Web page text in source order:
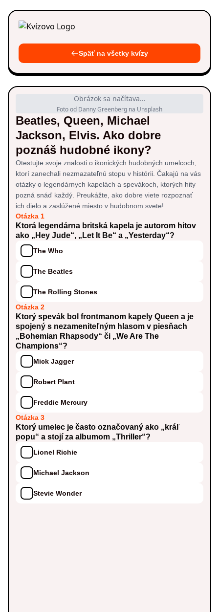
Späť na všetky kvízy
Obrázok sa načítava...
Foto od Danny Greenberg na Unsplash
Beatles, Queen, Michael
Jackson, Elvis. Ako dobre
poznáš hudobné ikony?
Otestujte svoje znalosti o ikonických hudobných umelcoch,
ktorí zanechali nezmazateľnú stopu v histórii. Čakajú na vás
otázky o legendárnych kapelách a spevákoch, ktorých hity
pozná snáď každý. Preukážte, ako dobre viete rozpoznať
ich dielo a zaslúžené miesto v hudobnom svete!
Otázka 1
Ktorá legendárna britská kapela je autorom hitov
ako „Hey Jude“, „Let It Be“ a „Yesterday“?
The Who
The Beatles
The Rolling Stones
Otázka 2
Ktorý spevák bol frontmanom kapely Queen a je
spojený s nezameniteľným hlasom v piesňach
„Bohemian Rhapsody“ či „We Are The
Champions“?
Mick Jagger
Robert Plant
Freddie Mercury
Otázka 3
Ktorý umelec je často označovaný ako „kráľ
popu“ a stojí za albumom „Thriller“?
Lionel Richie
Michael Jackson
Stevie Wonder